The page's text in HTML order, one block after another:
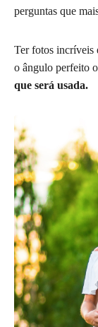
perguntas que
Ter fotos incríveis
o ângulo perfeito
que será usada.